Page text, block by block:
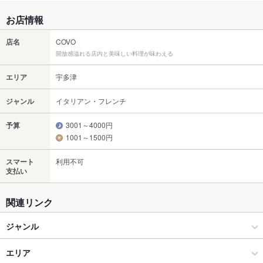
お店情報
店名 COVO
開放感溢れる店内と美味しい料理が味わえる
エリア 宇多津
ジャンル イタリアン・フレンチ
予算
3001～4000円
1001～1500円
スマート
支払い
利用不可
関連リンク
ジャンル
イタリアン・フレンチ
エリア